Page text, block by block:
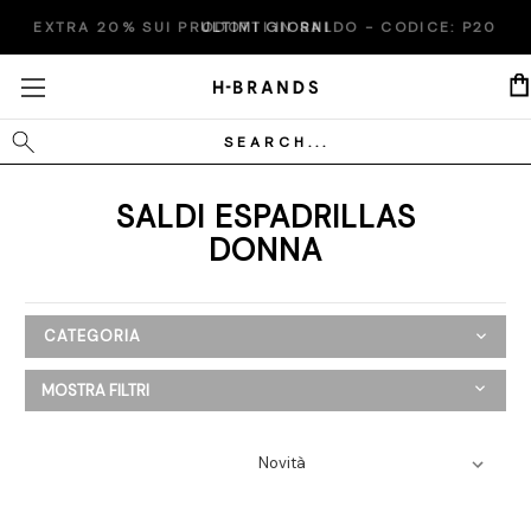
EXTRA 20% SUI PRODOTTI IN SALDO - CODICE: P20
ULTIMI GIORNI
Cerca
SALDI ESPADRILLAS
DONNA
CATEGORIA
SALDI
MOSTRA FILTRI